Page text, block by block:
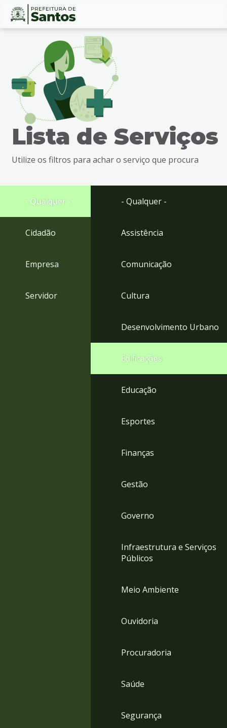
Ir
busca
Ir
rodapé
Conteúdo
Lista de Serviços
Utilize os filtros para achar o serviço que procura
- Qualquer -
Cidadão
Empresa
Servidor
- Qualquer -
Assistência
Comunicação
Cultura
Desenvolvimento Urbano
Edificações
Educação
Esportes
Finanças
Gestão
Governo
Infraestrutura e Serviços
Públicos
Meio Ambiente
Ouvidoria
Procuradoria
Saúde
Segurança